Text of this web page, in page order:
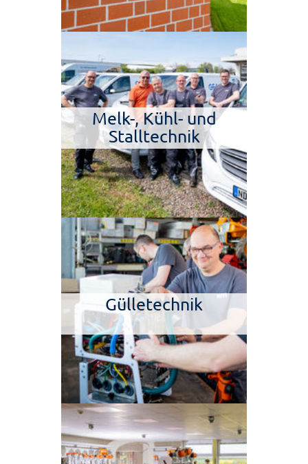
Melk-, Kühl- und
Stalltechnik
Gülletechnik